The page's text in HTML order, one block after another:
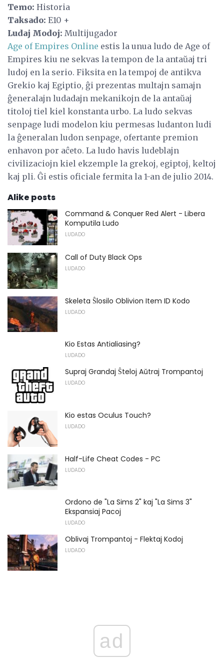
Temo: Historia
Taksado: E10 +
Ludaj Modoj: Multijugador
Age of Empires Online estis la unua ludo de Age of
Empires kiu ne sekvas la tempon de la antaŭaj tri
ludoj en la serio. Fiksita en la tempoj de antikva
Grekio kaj Egiptio, ĝi prezentas multajn samajn
ĝeneralajn ludadajn mekanikojn de la antaŭaj
titoloj tiel kiel konstanta urbo. La ludo sekvas
senpage ludi modelon kiu permesas ludanton ludi
la ĝeneralan ludon senpage, ofertante premion
enhavon por aĉeto. La ludo havis ludeblajn
civilizaciojn kiel ekzemple la grekoj, egiptoj, keltoj
kaj pli. Ĝi estis oficiale fermita la 1-an de julio 2014.
Alike posts
Command & Conquer Red Alert - Libera
Komputila Ludo
LUDADO
Call of Duty Black Ops
LUDADO
Skeleta Ŝlosilo Oblivion Item ID Kodo
LUDADO
Kio Estas Antialiasing?
LUDADO
Supraj Grandaj Ŝteloj Aŭtraj Trompantoj
LUDADO
Kio estas Oculus Touch?
LUDADO
Half-Life Cheat Codes - PC
LUDADO
Ordono de "La Sims 2" kaj "La Sims 3"
Ekspansiaj Pacoj
LUDADO
Oblivaj Trompantoj - Flektaj Kodoj
LUDADO
ad